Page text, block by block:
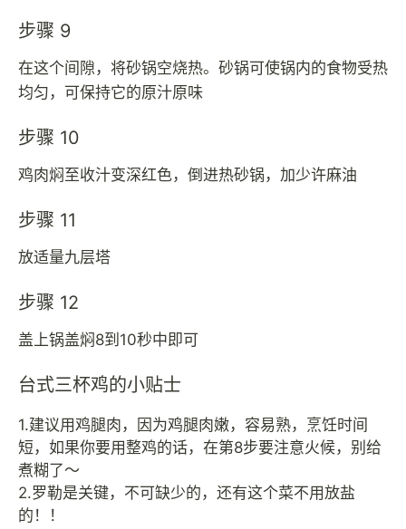
步骤 9
在这个间隙，将砂锅空烧热。砂锅可使锅内的食物受热
均匀，可保持它的原汁原味
步骤 10
鸡肉焖至收汁变深红色，倒进热砂锅，加少许麻油
步骤 11
放适量九层塔
步骤 12
盖上锅盖焖8到10秒中即可
台式三杯鸡的小贴士
1.建议用鸡腿肉，因为鸡腿肉嫩，容易熟，烹饪时间
短，如果你要用整鸡的话，在第8步要注意火候，别给
煮糊了～
2.罗勒是关键，不可缺少的，还有这个菜不用放盐
的！！